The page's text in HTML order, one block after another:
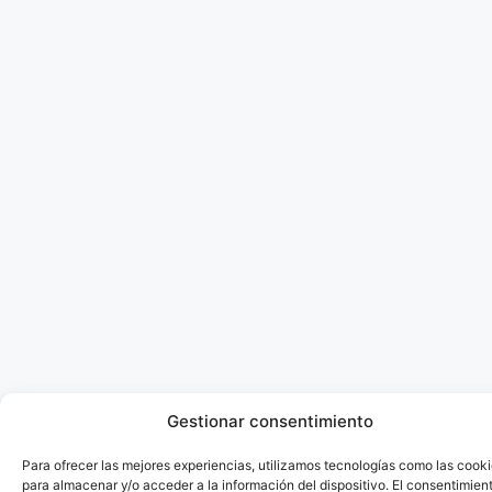
Gestionar consentimiento
Para ofrecer las mejores experiencias, utilizamos tecnologías como las
para almacenar y/o acceder a la información del dispositivo. El